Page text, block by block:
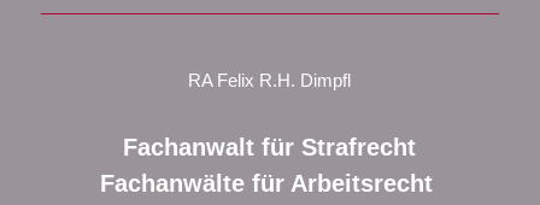
RA Felix R.H. Dimpfl
Fachanwalt für Strafrecht
Fachanwälte für Arbeitsrecht